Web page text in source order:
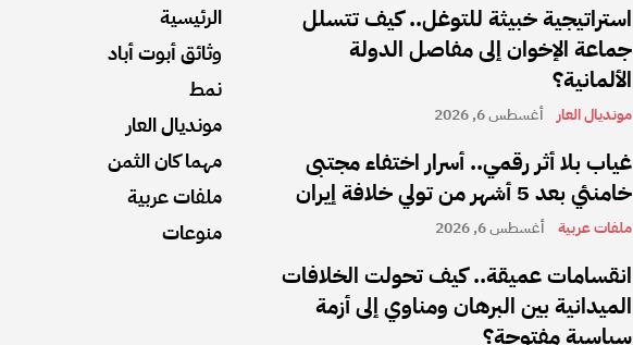
الرئيسية
وثائق أبوت أباد
نمط
مونديال العار
مهما كان الثمن
ملفات عربية
منوعات
استراتيجية خبيثة للتوغل.. كيف تتسلل
جماعة الإخوان إلى مفاصل الدولة
الألمانية؟
مونديال العار أغسطس 6, 2026
غياب بلا أثر رقمي.. أسرار اختفاء مجتبى
خامنئي بعد 5 أشهر من تولي خلافة إيران
ملفات عربية أغسطس 6, 2026
انقسامات عميقة.. كيف تحولت الخلافات
الميدانية بين البرهان ومناوي إلى أزمة
سياسية مفتوحة؟